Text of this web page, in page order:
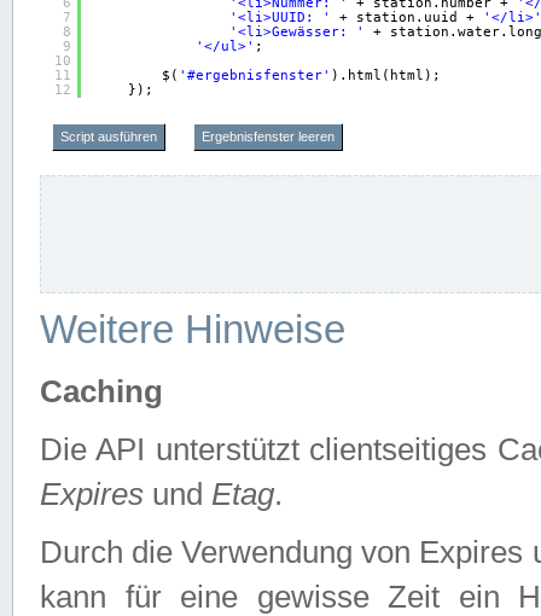
7
8
9
10
11
12
'<li>UUID: '
+ station.uuid +
'</li>'
'<li>Gewässer: '
+
'</ul>' ;
$( '#ergebnisfenster' ).html(html);
});
Script ausführen Ergebnisfenster leeren
Weitere Hinweise
Caching
Die API unterstützt clientseitiges
Expires und Etag.
Durch die Verwendung von
kann für eine gewisse Zeit ein